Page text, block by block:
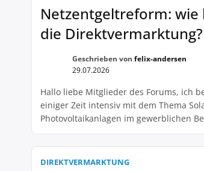
Netzentgeltreform: wie
die Direktvermarktung?
Geschrieben von felix-andersen
29.07.2026
Hallo liebe Mitglieder des Forums, ich
einiger Zeit intensiv mit dem Thema
Photovoltaikanlagen im gewerblichen
Direktvermarktung von Solarstrom
DIREKTVERMARKTUNG